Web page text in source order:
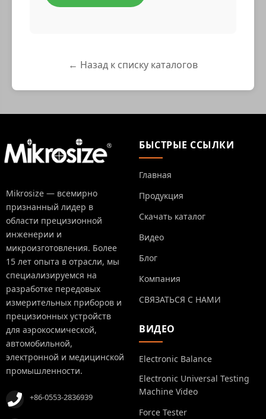
← Назад к списку каталогов
Mikrosize — всемирно
признанный лидер в
области прецизионной
инженерии и
микроизготовления. Более
15 лет опыта в отрасли, мы
специализируемся на
разработке передовых
измерительных приборов и
прецизионных устройств
для аэрокосмической,
автомобильной,
электронной и медицинской
промышленности.
+86-0553-2836939
БЫСТРЫЕ ССЫЛКИ
Главная
Продукция
Скачать каталог
Видео
Блог
Компания
СВЯЗАТЬСЯ С НАМИ
ВИДЕО
Electronic Balance
Electronic Universal Testing
Machine Video
Force Tester